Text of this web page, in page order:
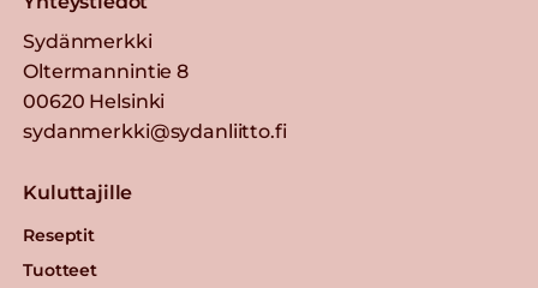
Sydänmerkki
Oltermannintie 8
00620 Helsinki
sydanmerkki@sydanliitto.fi
Kuluttajille
Reseptit
Tuotteet